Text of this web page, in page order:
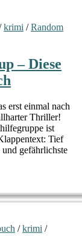
krimi /Random
– Diese
erst einmal nach
Thriller!
ist
Tief
gefährlichste
/krimi /